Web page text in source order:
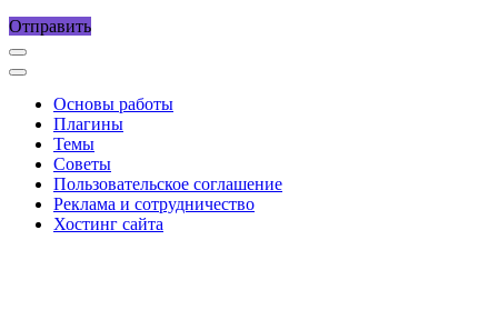
Отправить
Основы работы
Плагины
Темы
Советы
Пользовательское соглашение
Реклама и сотрудничество
Хостинг сайта